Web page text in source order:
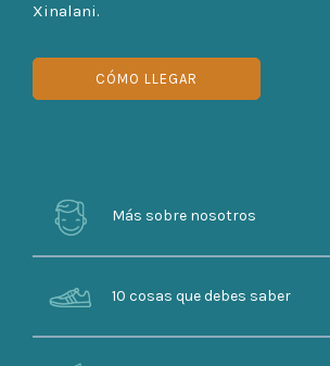
Xinalani.
CÓMO LLEGAR
Más sobre nosotros
10 cosas que debes saber